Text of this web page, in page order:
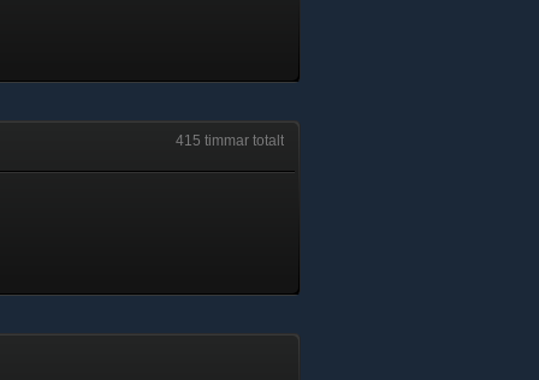
415 timmar totalt